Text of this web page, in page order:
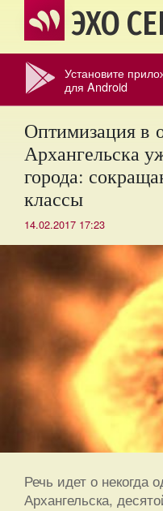
ЭХО
Установите
для Android
Оптимизация в
Архангельска
города:
классы
14.02.2017 17:23
Речь идет о некогда
Архангельска,